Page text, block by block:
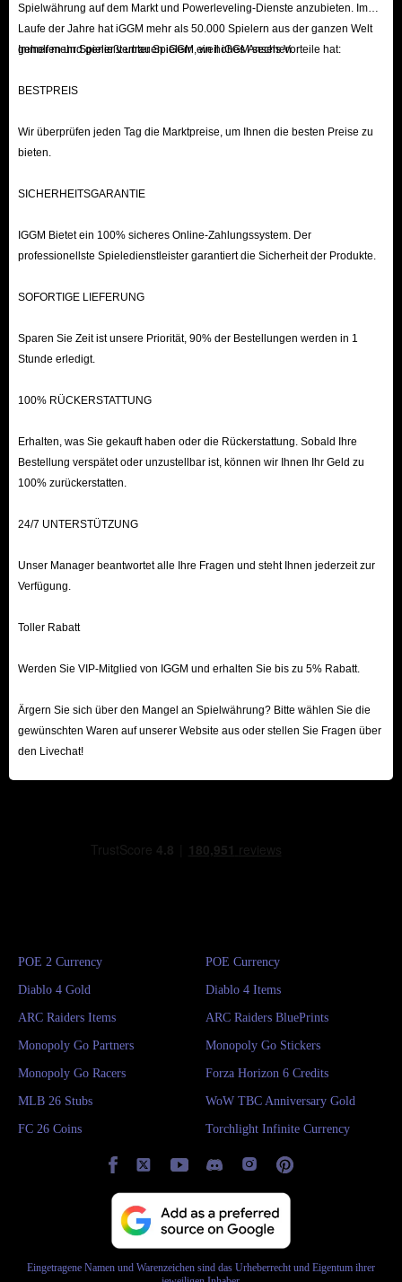
Spielwährung auf dem Markt und Powerleveling-Dienste anzubieten. Im
Laufe der Jahre hat iGGM mehr als 50.000 Spielern aus der ganzen Welt
geholfen und genießt unter Spielern ein hohes Ansehen.
Immer mehr Spieler vertrauen iGGM, weil iGGM sechs Vorteile hat:
BESTPREIS
Wir überprüfen jeden Tag die Marktpreise, um Ihnen die besten Preise zu
bieten.
SICHERHEITSGARANTIE
IGGM Bietet ein 100% sicheres Online-Zahlungssystem. Der
professionellste Spieledienstleister garantiert die Sicherheit der Produkte.
SOFORTIGE LIEFERUNG
Sparen Sie Zeit ist unsere Priorität, 90% der Bestellungen werden in 1
Stunde erledigt.
100% RÜCKERSTATTUNG
Erhalten, was Sie gekauft haben oder die Rückerstattung. Sobald Ihre
Bestellung verspätet oder unzustellbar ist, können wir Ihnen Ihr Geld zu
100% zurückerstatten.
24/7 UNTERSTÜTZUNG
Unser Manager beantwortet alle Ihre Fragen und steht Ihnen jederzeit zur
Verfügung.
Toller Rabatt
Werden Sie VIP-Mitglied von IGGM und erhalten Sie bis zu 5% Rabatt.
Ärgern Sie sich über den Mangel an Spielwährung? Bitte wählen Sie die
gewünschten Waren auf unserer Website aus oder stellen Sie Fragen über
den Livechat!
POE 2 Currency POE Currency
Diablo 4 Gold Diablo 4 Items
ARC Raiders Items ARC Raiders BluePrints
Monopoly Go Partners Monopoly Go Stickers
Monopoly Go Racers Forza Horizon 6 Credits
MLB 26 Stubs WoW TBC Anniversary Gold
FC 26 Coins Torchlight Infinite Currency
Eingetragene Namen und Warenzeichen sind das Urheberrecht und Eigentum ihrer